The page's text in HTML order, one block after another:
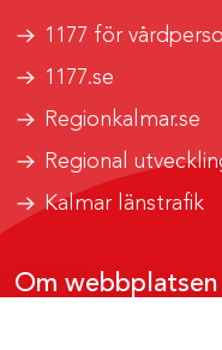
1177 för
1177.se
Regionkalmar.se
Regional
Kalmar länstrafik
Om webbplatsen